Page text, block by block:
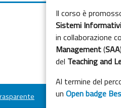
Il corso è
Sistemi
in collaborazione
Management(SAA
del Teaching and
Al termine del
unOpen badge